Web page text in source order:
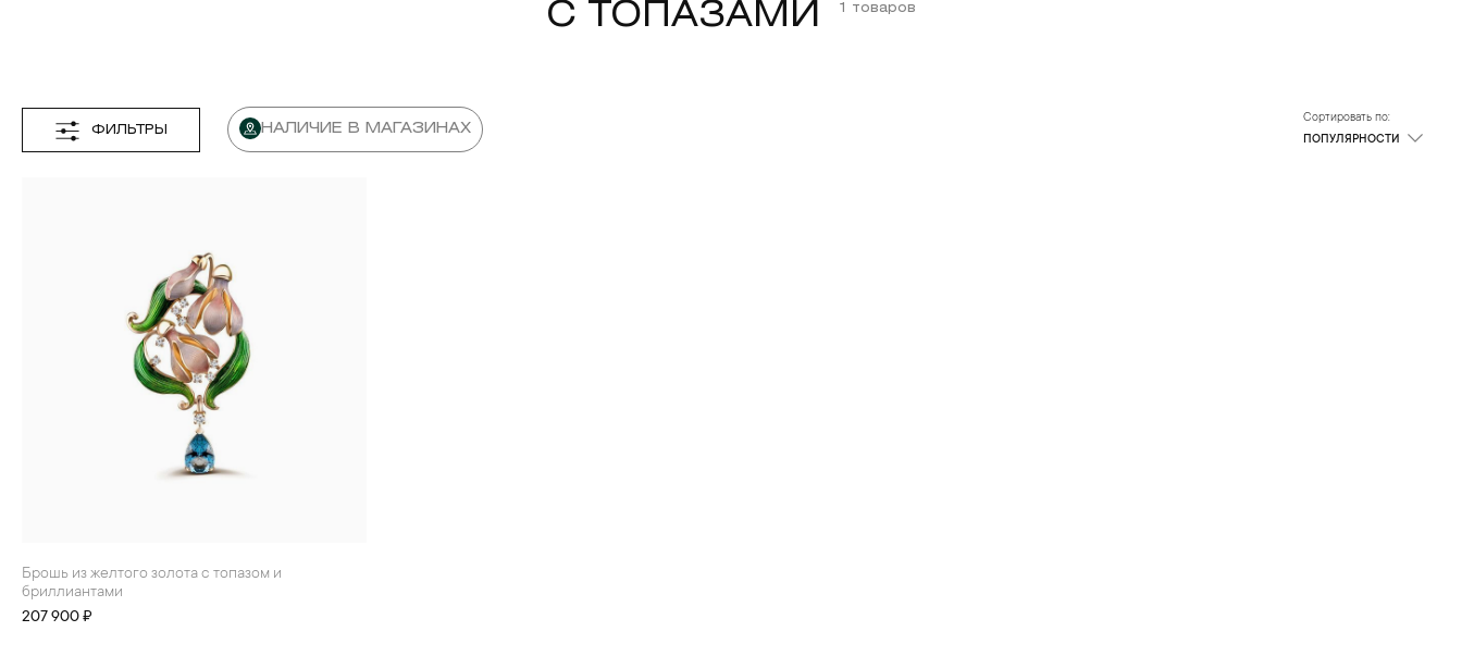
КОЛЬЕ
МУЖЧИНАМ
БАР
ХРУСТАЛЬ И ФАРФОР
БРОШИ
С ТОПАЗАМИ 1 товаров
ФИЛЬТРЫ НАЛИЧИЕ В МАГАЗИНАХ
Сортировать по:
ПОПУЛЯРНОСТИ
Брошь из желтого золота с топазом и
бриллиантами
207 900 ₽